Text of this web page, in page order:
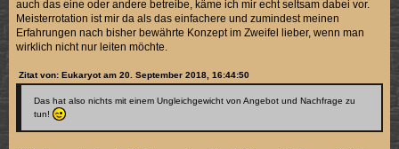
auch das eine oder andere betreibe, käme ich mir echt seltsam dabei vor.
Meisterrotation ist mir da als das einfachere und zumindest meinen
Erfahrungen nach bisher bewährte Konzept im Zweifel lieber, wenn man
wirklich nicht nur leiten möchte.
Zitat von: Eukaryot am 20. September 2018, 16:44:50
Das hat also nichts mit einem Ungleichgewicht von Angebot und Nachfrage zu
tun!